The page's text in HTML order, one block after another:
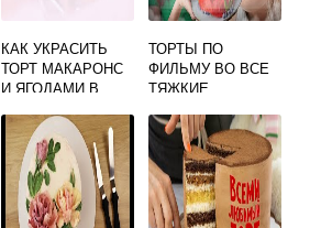
КАК УКРАСИТЬ
ТОРТ МАКАРОНС
И ЯГОДАМИ В
УСЛОВИЯХ
ТОРТЫ ПО
ФИЛЬМУ ВО ВСЕ
ТЯЖКИЕ